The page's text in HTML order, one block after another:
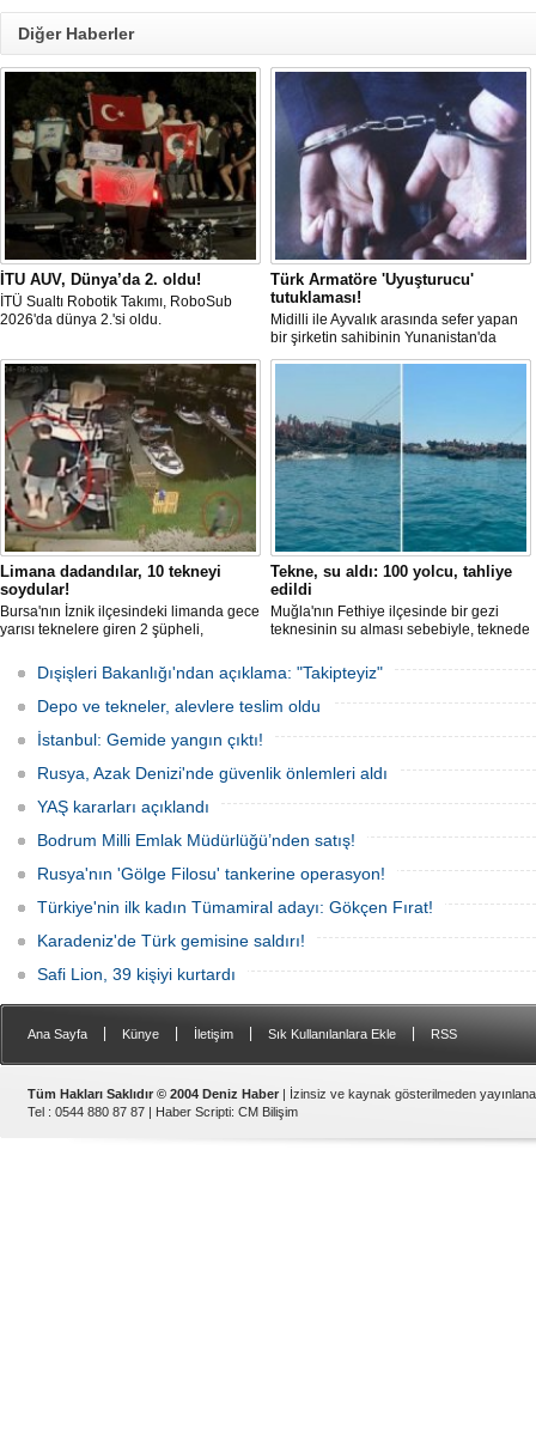
Diğer Haberler
İTU AUV, Dünya’da 2. oldu!
İTÜ Sualtı Robotik Takımı, RoboSub
2026'da dünya 2.'si oldu.
Türk Armatöre 'Uyuşturucu'
tutuklaması!
Midilli ile Ayvalık arasında sefer yapan
bir şirketin sahibinin Yunanistan'da
tutuklandığı bildirildi.
Limana dadandılar, 10 tekneyi
soydular!
Bursa'nın İznik ilçesindeki limanda gece
yarısı teknelere giren 2 şüpheli,
çaldı. Olay, güvenlik kameralarına
yansıdı, tekne sahiplerinin ihbarıyla
jandarma inceleme başlattı.
Tekne, su aldı: 100 yolcu, tahliye
edildi
Muğla'nın Fethiye ilçesinde bir gezi
teknesinin su alması sebebiyle, teknede
teknenin batmaması için bölgede
kurtarma çalışması başlatıldı.
Dışişleri Bakanlığı'ndan açıklama: "Takipteyiz"
Depo ve tekneler, alevlere teslim oldu
İstanbul: Gemide yangın çıktı!
Rusya, Azak Denizi'nde güvenlik önlemleri aldı
YAŞ kararları açıklandı
Bodrum Milli Emlak Müdürlüğü’nden satış!
Rusya'nın 'Gölge Filosu' tankerine operasyon!
Türkiye'nin ilk kadın Tümamiral adayı: Gökçen Fırat!
Karadeniz'de Türk gemisine saldırı!
Safi Lion, 39 kişiyi kurtardı
Ana Sayfa Künye İletişim Sık Kullanılanlara Ekle RSS
Tüm Hakları Saklıdır © 2004 Deniz Haber | İzinsiz ve kaynak gösterilmeden
Tel : 0544 880 87 87 | Haber Scripti: CM Bilişim